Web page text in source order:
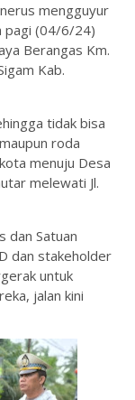
mengguyur
pagi (04/6/24)
Berangas Km.
Kab.
tidak bisa
roda
menuju Desa
melewati Jl.
dan Satuan
dan stakeholder
untuk
jalan kini